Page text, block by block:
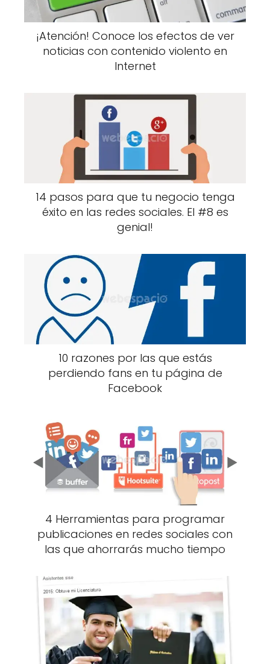
¡Atención! Conoce los efectos de ver
noticias con contenido violento en
Internet
14 pasos para que tu negocio tenga
éxito en las redes sociales. El #8 es
genial!
10 razones por las que estás
perdiendo fans en tu página de
Facebook
4 Herramientas para programar
publicaciones en redes sociales con
las que ahorrarás mucho tiempo